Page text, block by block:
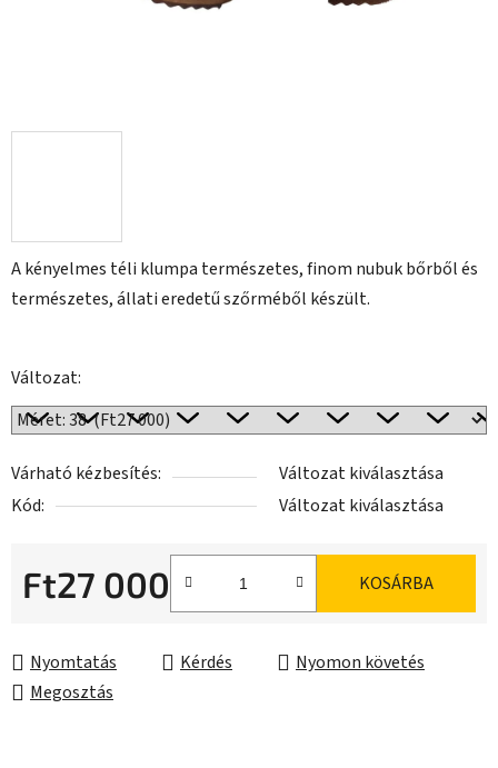
A kényelmes téli klumpa természetes, finom nubuk bőrből és
természetes, állati eredetű szőrméből készült.
Változat:
Várható kézbesítés:
Változat kiválasztása
Kód:
Változat kiválasztása
Ft27 000 KOSÁRBA
Nyomtatás Kérdés
Nyomon követés
Megosztás